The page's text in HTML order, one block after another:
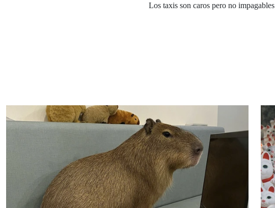
Los taxis son caros pero no